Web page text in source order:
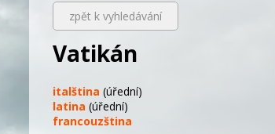
zpět k vyhledávání
Vatikán
italština (úřední)
latina (úřední)
francouzština